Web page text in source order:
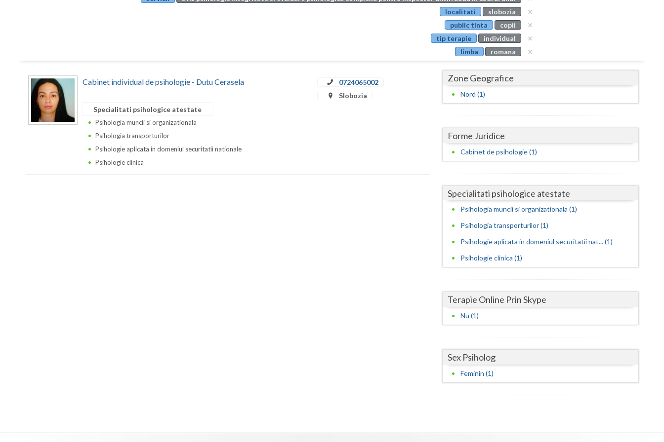
Buzau
Calarasi
Caras-Severin
Covasna
Dolj
Galati
Giurgiu
Gorj
Harghita
Hunedoara
Ialomita
Ilfov
Neamt
localitati
slobozia
public tinta
copii
tip terapie
individual
limba
romana
Cabinet individual de psihologie - Dutu Cerasela
0724065002
Slobozia
Specialitati psihologice atestate
Psihologia muncii si organizationala
Psihologia transporturilor
Psihologie aplicata in domeniul securitatii nationale
Psihologie clinica
Zone Geografice
Nord (1)
Forme Juridice
Cabinet de psihologie (1)
Specialitati psihologice atestate
Psihologia muncii si organizationala (1)
Psihologia transporturilor (1)
Psihologie aplicata in domeniul securitatii nat... (1)
Psihologie clinica (1)
Terapie Online Prin Skype
Nu (1)
Sex Psiholog
Feminin (1)